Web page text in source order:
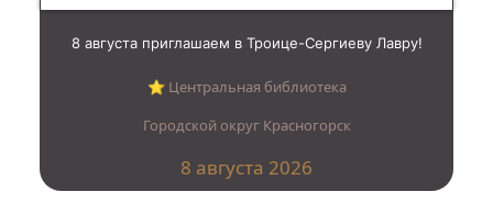
8 августа приглашаем в Троице-Сергиеву Лавру!
⭐︎ Центральная библиотека
Городской округ Красногорск
8 августа 2026